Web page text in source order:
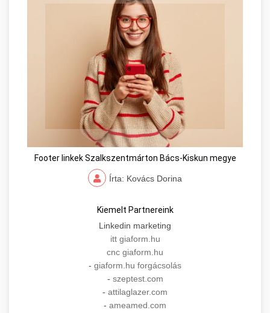
Footer linkek Szalkszentmárton Bács-Kiskun megye
Írta: Kovács Dorina
Kiemelt Partnereink
Linkedin marketing
itt giaform.hu
cnc giaform.hu
- giaform.hu forgácsolás
- szeptest.com
- attilaglazer.com
- ameamed.com